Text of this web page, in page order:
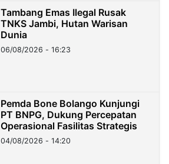
Tambang Emas Ilegal Rusak
TNKS Jambi, Hutan Warisan
Dunia
06/08/2026 - 16:23
Pemda Bone Bolango Kunjungi
PT BNPG, Dukung Percepatan
Operasional Fasilitas Strategis
04/08/2026 - 14:20